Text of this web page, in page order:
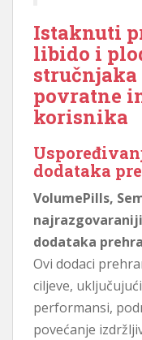
Istaknuti
libido i
stručnjaka
povratne
korisnika
dodataka
VolumePills,
dodataka
Ovi dodaci
ciljeve,
performansi,
povećanje